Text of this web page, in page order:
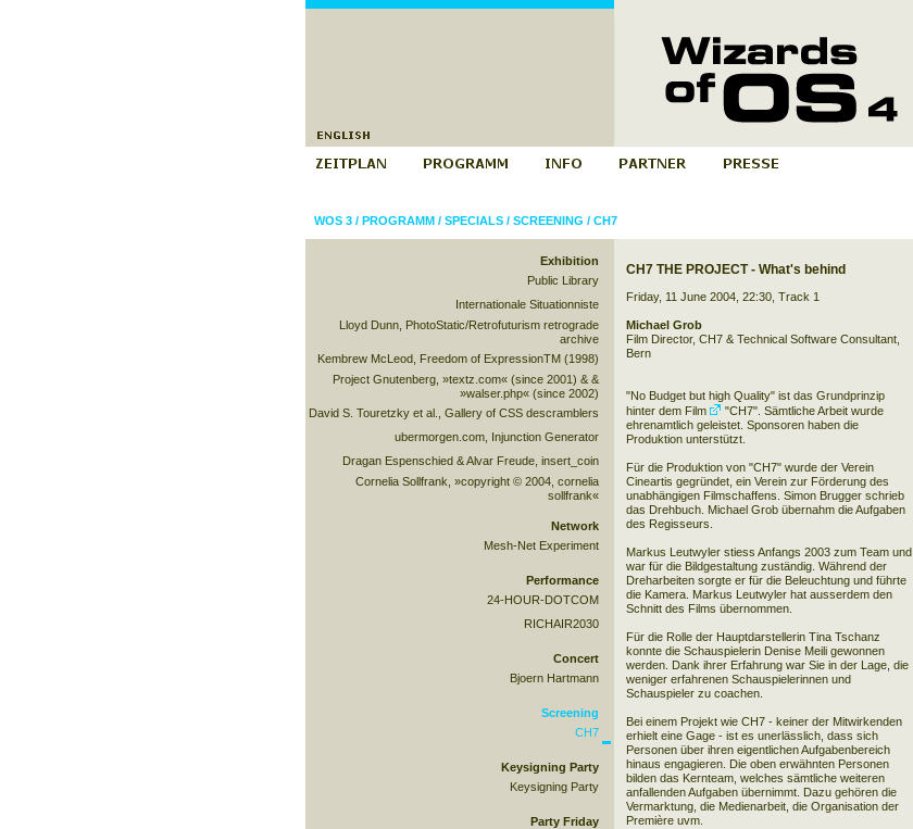
WOS 3/ PROGRAMM/ SPECIALS/ SCREENING / CH7
Exhibition
Public Library
Internationale Situationniste
Lloyd Dunn, PhotoStatic/Retrofuturism retrograde
archive
Kembrew McLeod, Freedom of ExpressionTM (1998)
Project Gnutenberg, »textz.com« (since 2001) & &
»walser.php« (since 2002)
David S. Touretzky et al., Gallery of CSS descramblers
ubermorgen.com, Injunction Generator
Dragan Espenschied & Alvar Freude, insert_coin
Cornelia Sollfrank, »copyright © 2004, cornelia
sollfrank«
Network
Mesh-Net Experiment
Performance
24-HOUR-DOTCOM
RICHAIR2030
Concert
Bjoern Hartmann
Screening
CH7
Keysigning Party
Keysigning Party
Party Friday
CH7 THE PROJECT - What's behind
Friday, 11 June 2004, 22:30, Track 1
Michael Grob
Film Director, CH7 & Technical Software Consultant,
Bern
"No Budget but high Quality" ist das Grundprinzip
hinter dem Film
"CH7". Sämtliche Arbeit wurde
ehrenamtlich geleistet. Sponsoren haben die
Produktion unterstützt.
Für die Produktion von "CH7" wurde der Verein
Cineartis gegründet, ein Verein zur Förderung des
unabhängigen Filmschaffens. Simon Brugger schrieb
das Drehbuch. Michael Grob übernahm die Aufgaben
des Regisseurs.
Markus Leutwyler stiess Anfangs 2003 zum Team und
war für die Bildgestaltung zuständig. Während der
Dreharbeiten sorgte er für die Beleuchtung und führte
die Kamera. Markus Leutwyler hat ausserdem den
Schnitt des Films übernommen.
Für die Rolle der Hauptdarstellerin Tina Tschanz
konnte die Schauspielerin Denise Meili gewonnen
werden. Dank ihrer Erfahrung war Sie in der Lage, die
weniger erfahrenen Schauspielerinnen und
Schauspieler zu coachen.
Bei einem Projekt wie CH7 - keiner der Mitwirkenden
erhielt eine Gage - ist es unerlässlich, dass sich
Personen über ihren eigentlichen Aufgabenbereich
hinaus engagieren. Die oben erwähnten Personen
bilden das Kernteam, welches sämtliche weiteren
anfallenden Aufgaben übernimmt. Dazu gehören die
Vermarktung, die Medienarbeit, die Organisation der
Première uvm.